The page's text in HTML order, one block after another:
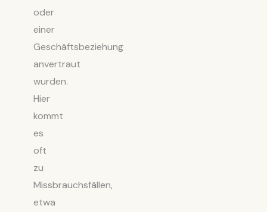
oder
einer
Geschäftsbeziehung
anvertraut
wurden.
Hier
kommt
es
oft
zu
Missbrauchsfällen,
etwa